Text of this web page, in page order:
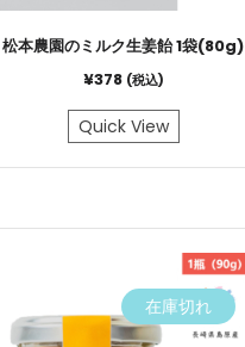
松本農園のミルク生姜飴 1袋(80g)
¥378 (税込)
Quick View
在庫切れ